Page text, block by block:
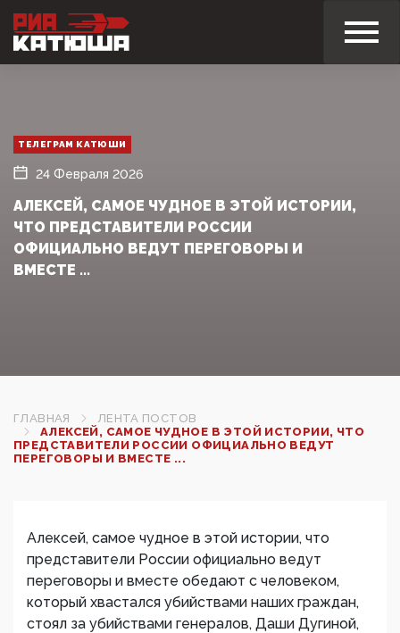
ТЕЛЕГРАМ КАТЮШИ
24 Февраля 2026
АЛЕКСЕЙ, САМОЕ ЧУДНОЕ В ЭТОЙ ИСТОРИИ,
ЧТО ПРЕДСТАВИТЕЛИ РОССИИ
ОФИЦИАЛЬНО ВЕДУТ ПЕРЕГОВОРЫ И
ВМЕСТЕ ...
ГЛАВНАЯ
ЛЕНТА ПОСТОВ
АЛЕКСЕЙ, САМОЕ ЧУДНОЕ В ЭТОЙ ИСТОРИИ, ЧТО
ПРЕДСТАВИТЕЛИ РОССИИ ОФИЦИАЛЬНО ВЕДУТ
ПЕРЕГОВОРЫ И ВМЕСТЕ ...
Алексей, самое чудное в этой истории, что
представители России официально ведут
переговоры и вместе обедают с человеком,
который хвастался убийствами наших граждан,
стоял за убийствами генералов, Даши Дугиной,